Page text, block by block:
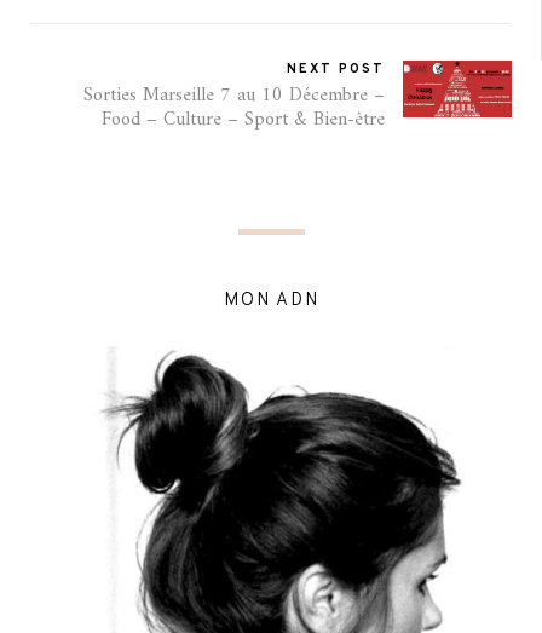
NEXT POST
Sorties Marseille 7 au 10 Décembre –
Food – Culture – Sport & Bien-être
MON ADN